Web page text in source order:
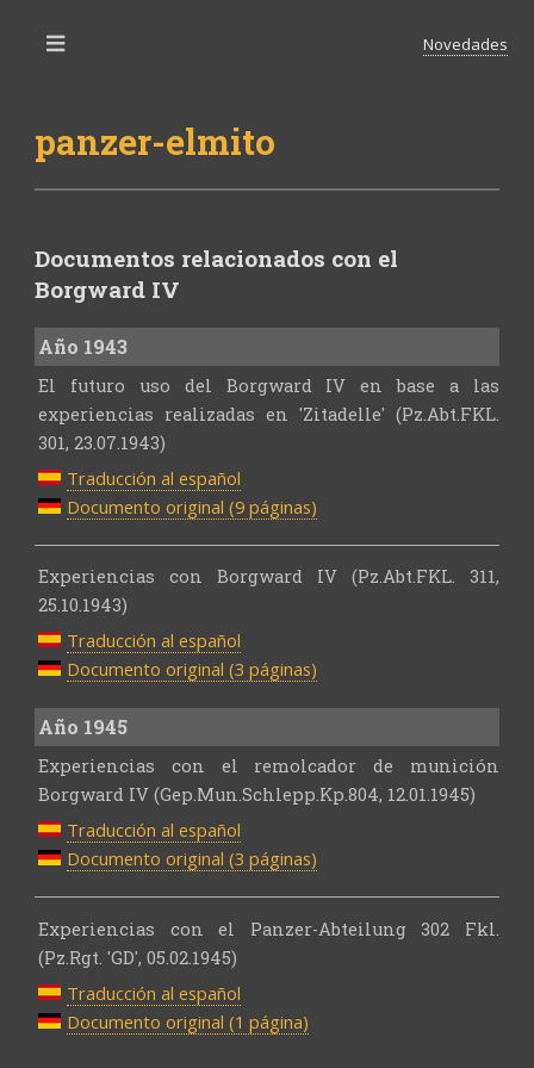
panzer-elmito
Novedades
Documentos relacionados con el
Borgward IV
Año 1943
El futuro uso del Borgward IV en base a las
experiencias realizadas en 'Zitadelle' (Pz.Abt.FKL.
301, 23.07.1943)
Traducción al español
Documento original (9 páginas)
Experiencias con Borgward IV (Pz.Abt.FKL. 311,
25.10.1943)
Traducción al español
Documento original (3 páginas)
Año 1945
Experiencias con el remolcador de munición
Borgward IV (Gep.Mun.Schlepp.Kp.804, 12.01.1945)
Traducción al español
Documento original (3 páginas)
Experiencias con el Panzer-Abteilung 302 Fkl.
(Pz.Rgt. 'GD', 05.02.1945)
Traducción al español
Documento original (1 página)